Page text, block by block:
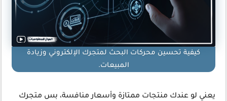
كيفية تحسين محركات البحث لمتجرك الإلكتروني وزيادة
المبيعات.
يعني لو عندك منتجات ممتازة وأسعار منافسة، بس متجرك